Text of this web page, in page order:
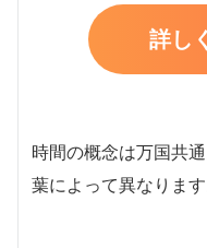
詳し
時間の概念は万国共
葉によって異なります